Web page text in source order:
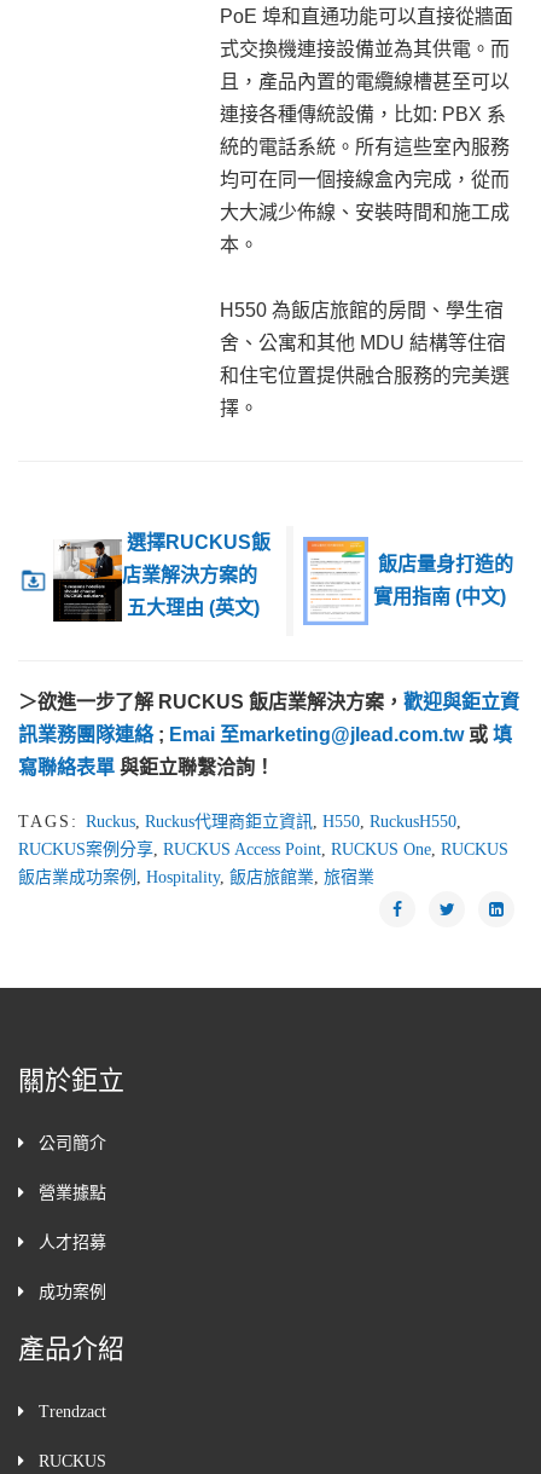
PoE 埠和直通功能可以直接從牆面
式交換機連接設備並為其供電。而
且，產品內置的電纜線槽甚至可以
連接各種傳統設備，比如: PBX 系
統的電話系統。所有這些室內服務
均可在同一個接線盒內完成，從而
大大減少佈線、安裝時間和施工成
本。
H550 為飯店旅館的房間、學生宿
舍、公寓和其他 MDU 結構等住宿
和住宅位置提供融合服務的完美選
擇。
選擇RUCKUS飯
店業解決方案的
五大理由 (英文)
飯店量身打造的
實用指南 (中文)
＞欲進一步了解 RUCKUS 飯店業解決方案 ， 歡迎與鉅立資
訊業務團隊連絡; Emai 至marketing@jlead.com.tw或 填
寫聯絡表單 與鉅立聯繫洽詢！
TAGS: Ruckus, Ruckus代理商鉅立資訊, H550, RuckusH550,
RUCKUS案例分享, RUCKUS Access Point, RUCKUS One, RUCKUS
飯店業成功案例 , Hospitality, 飯店旅館業, 旅宿業
關於鉅立
公司簡介
營業據點
人才招募
成功案例
產品介紹
Trendzact
RUCKUS